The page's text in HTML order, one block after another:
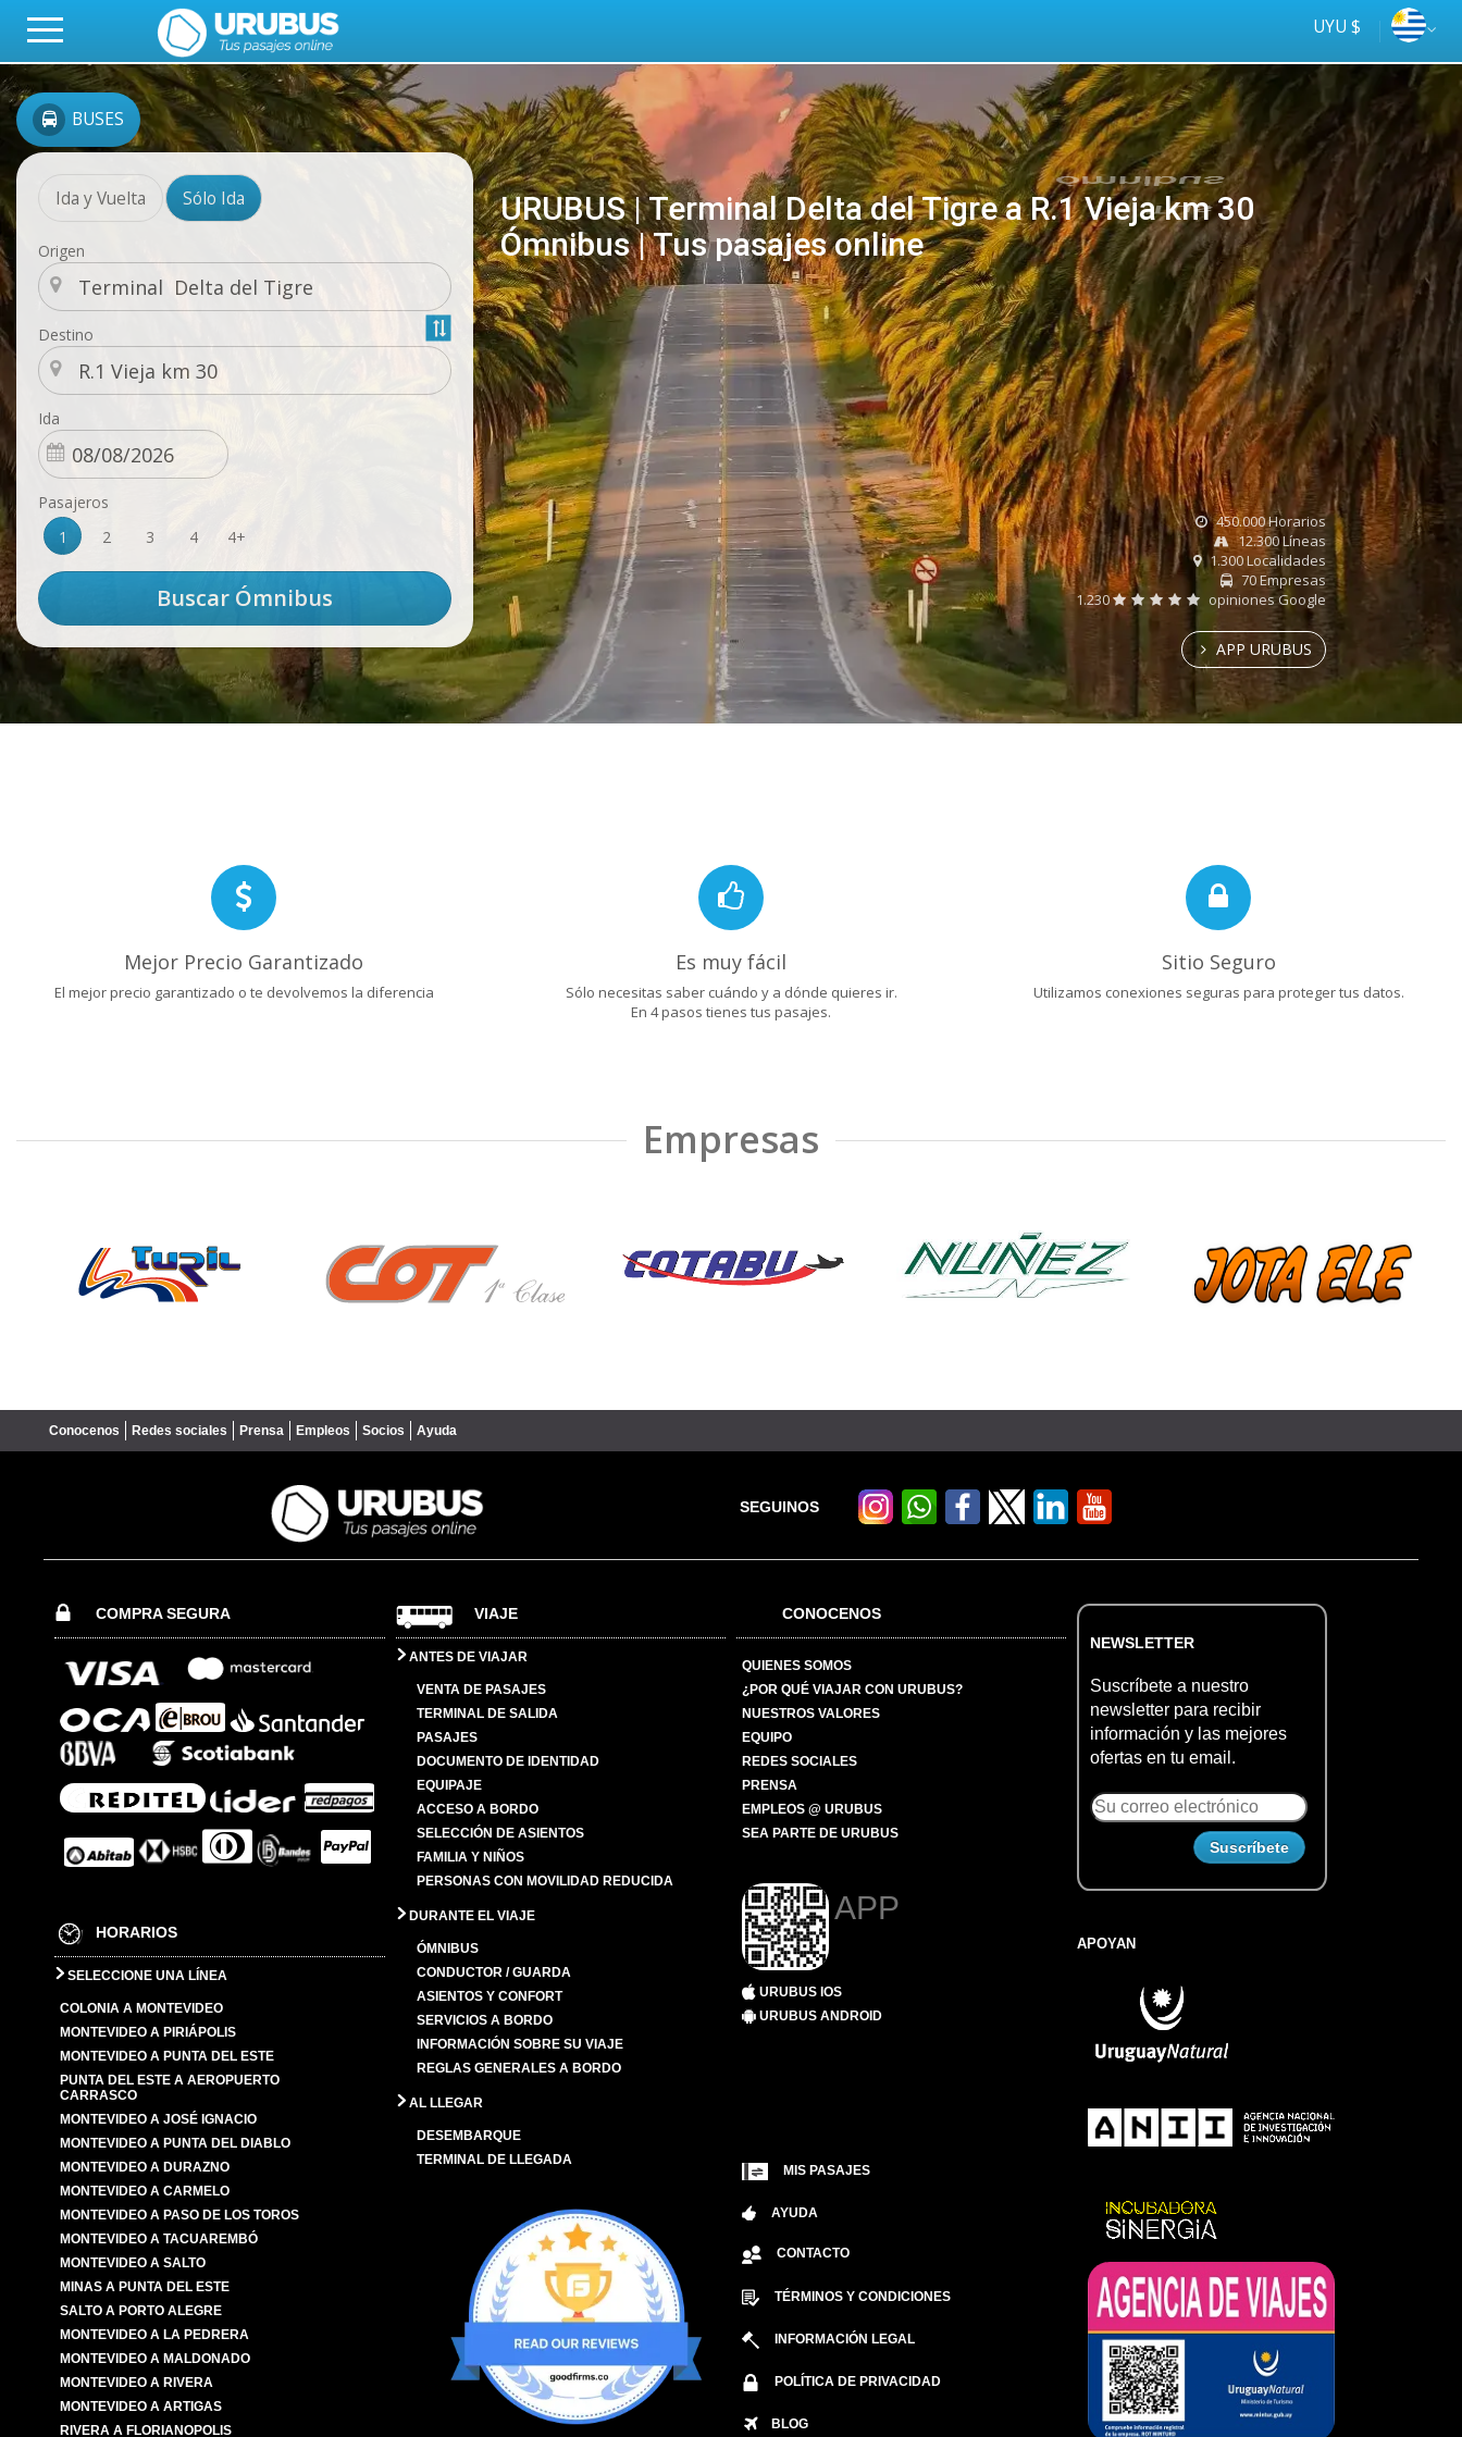
UYU $
BUSES
Ida y Vuelta Sólo Ida
Origen
Destino
Ida
Pasajeros
1
2 3 4 4+
URUBUS | Terminal Delta del Tigre a R.1 Vieja km 30
Ómnibus | Tus pasajes online
online
Tus
ómnibus
450.000 Horarios
12.300 Líneas
1.300 Localidades
70 Empresas
1.230
opiniones Google
APP URUBUS
Mejor Precio Garantizado
El mejor precio garantizado o te devolvemos la diferencia
Es muy fácil
Sólo necesitas saber cuándo y a dónde quieres ir.
En 4 pasos tienes tus pasajes.
Sitio Seguro
Utilizamos conexiones seguras para proteger tus datos.
Empresas
Conocenos Redes sociales Prensa Empleos Socios Ayuda
SEGUINOS
COMPRA SEGURA
HORARIOS
SELECCIONE UNA LÍNEA
COLONIA A MONTEVIDEO
MONTEVIDEO A PIRIÁPOLIS
MONTEVIDEO A PUNTA DEL ESTE
PUNTA DEL ESTE A AEROPUERTO
CARRASCO
MONTEVIDEO A JOSÉ IGNACIO
MONTEVIDEO A PUNTA DEL DIABLO
MONTEVIDEO A DURAZNO
MONTEVIDEO A CARMELO
MONTEVIDEO A PASO DE LOS TOROS
MONTEVIDEO A TACUAREMBÓ
MONTEVIDEO A SALTO
MINAS A PUNTA DEL ESTE
SALTO A PORTO ALEGRE
MONTEVIDEO A LA PEDRERA
MONTEVIDEO A MALDONADO
MONTEVIDEO A RIVERA
MONTEVIDEO A ARTIGAS
RIVERA A FLORIANOPOLIS
VIAJE
ANTES DE VIAJAR
VENTA DE PASAJES
TERMINAL DE SALIDA
PASAJES
DOCUMENTO DE IDENTIDAD
EQUIPAJE
ACCESO A BORDO
SELECCIÓN DE ASIENTOS
FAMILIA Y NIÑOS
PERSONAS CON MOVILIDAD REDUCIDA
DURANTE EL VIAJE
ÓMNIBUS
CONDUCTOR / GUARDA
ASIENTOS Y CONFORT
SERVICIOS A BORDO
INFORMACIÓN SOBRE SU VIAJE
REGLAS GENERALES A BORDO
AL LLEGAR
DESEMBARQUE
TERMINAL DE LLEGADA
CONOCENOS
QUIENES SOMOS
¿POR QUÉ VIAJAR CON URUBUS?
NUESTROS VALORES
EQUIPO
REDES SOCIALES
PRENSA
EMPLEOS @ URUBUS
SEA PARTE DE URUBUS
APP
URUBUS IOS
URUBUS ANDROID
MIS PASAJES
AYUDA
CONTACTO
TÉRMINOS Y CONDICIONES
INFORMACIÓN LEGAL
POLÍTICA DE PRIVACIDAD
BLOG
NEWSLETTER
Suscríbete a nuestro
newsletter para recibir
información y las mejores
ofertas en tu email.
APOYAN